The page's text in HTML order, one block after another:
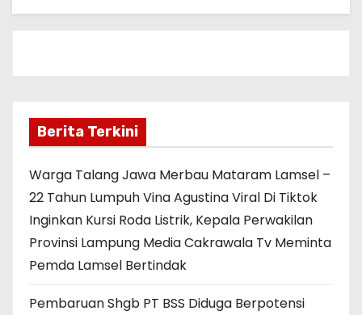
Berita Terkini
Warga Talang Jawa Merbau Mataram Lamsel –
22 Tahun Lumpuh Vina Agustina Viral Di Tiktok
Inginkan Kursi Roda Listrik, Kepala Perwakilan
Provinsi Lampung Media Cakrawala Tv Meminta
Pemda Lamsel Bertindak
Pembaruan Shgb PT BSS Diduga Berpotensi